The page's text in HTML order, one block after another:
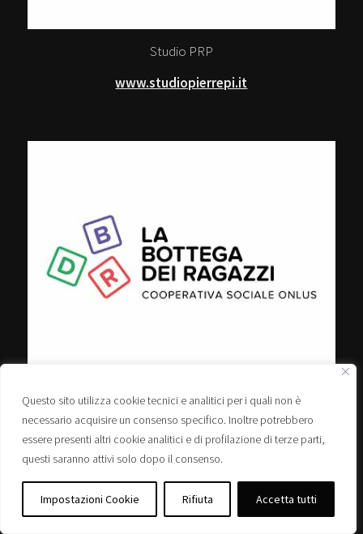
Questo sito utilizza cookie tecnici e analitici per i quali non è
necessario acquisire un consenso specifico. Inoltre potrebbero
essere presenti altri cookie analitici e di profilazione di terze parti,
questi saranno attivi solo dopo il consenso.
Impostazioni Cookie Rifiuta Accetta tutti
Studio PRP
www.studiopierrepi.it
Progetto giovani di Ponte San Nicolò
La bottega dei ragazzi